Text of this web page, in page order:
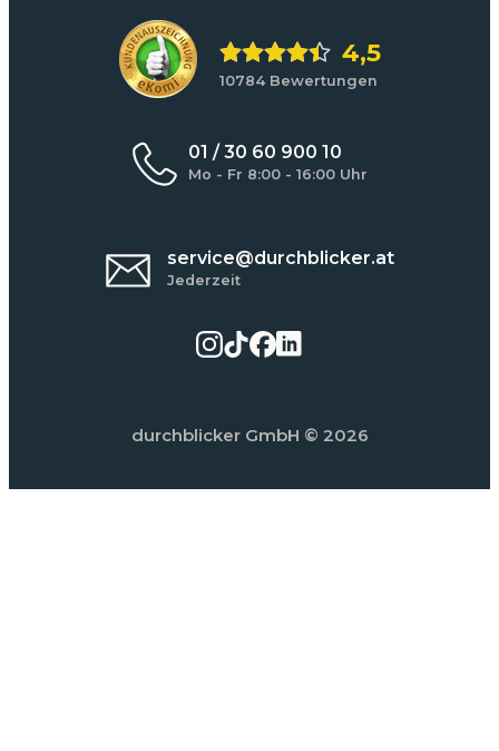
4,5
10784 Bewertungen
01 / 30 60 900 10
Mo - Fr 8:00 - 16:00 Uhr
service@durchblicker.at
Jederzeit
durchblicker GmbH © 2026